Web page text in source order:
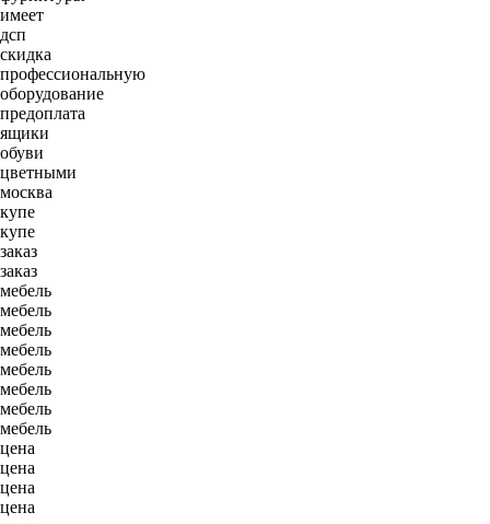
имеет
дсп
скидка
профессиональную
оборудование
предоплата
ящики
обуви
цветными
москва
купе
купе
заказ
заказ
мебель
мебель
мебель
мебель
мебель
мебель
мебель
мебель
цена
цена
цена
цена